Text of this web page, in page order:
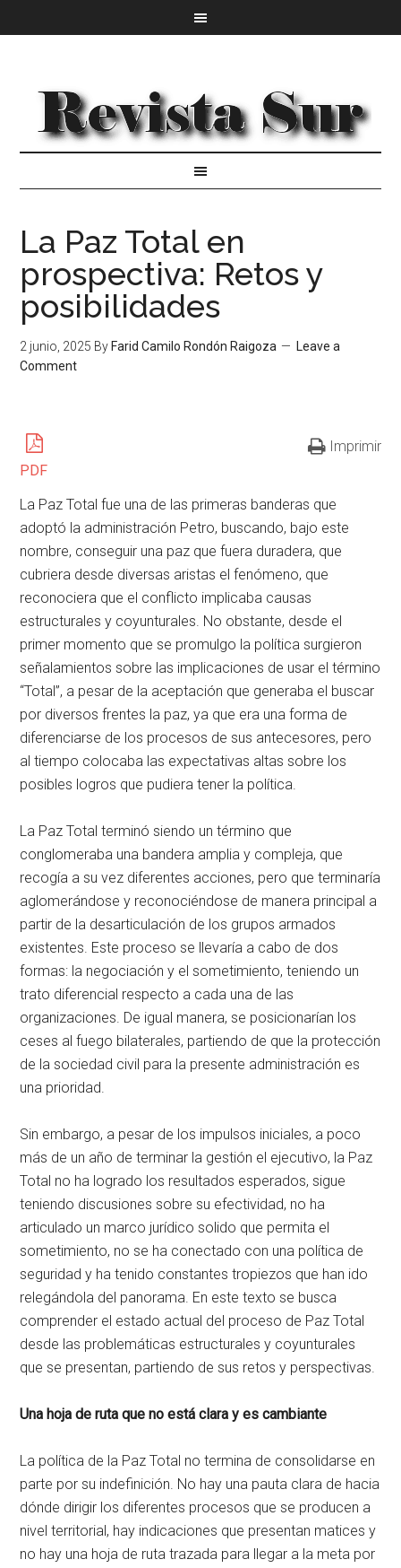
La Paz Total en
prospectiva: Retos y
posibilidades
2 junio, 2025 By Farid Camilo Rondón Raigoza
Leave a
Comment
PDF
Imprimir
La Paz Total fue una de las primeras banderas que
adoptó la administración Petro, buscando, bajo este
nombre, conseguir una paz que fuera duradera, que
cubriera desde diversas aristas el fenómeno, que
reconociera que el conflicto implicaba causas
estructurales y coyunturales. No obstante, desde el
primer momento que se promulgo la política surgieron
señalamientos sobre las implicaciones de usar el término
“Total”, a pesar de la aceptación que generaba el buscar
por diversos frentes la paz, ya que era una forma de
diferenciarse de los procesos de sus antecesores, pero
al tiempo colocaba las expectativas altas sobre los
posibles logros que pudiera tener la política.
La Paz Total terminó siendo un término que
conglomeraba una bandera amplia y compleja, que
recogía a su vez diferentes acciones, pero que terminaría
aglomerándose y reconociéndose de manera principal a
partir de la desarticulación de los grupos armados
existentes. Este proceso se llevaría a cabo de dos
formas: la negociación y el sometimiento, teniendo un
trato diferencial respecto a cada una de las
organizaciones. De igual manera, se posicionarían los
ceses al fuego bilaterales, partiendo de que la protección
de la sociedad civil para la presente administración es
una prioridad.
Sin embargo, a pesar de los impulsos iniciales, a poco
más de un año de terminar la gestión el ejecutivo, la Paz
Total no ha logrado los resultados esperados, sigue
teniendo discusiones sobre su efectividad, no ha
articulado un marco jurídico solido que permita el
sometimiento, no se ha conectado con una política de
seguridad y ha tenido constantes tropiezos que han ido
relegándola del panorama. En este texto se busca
comprender el estado actual del proceso de Paz Total
desde las problemáticas estructurales y coyunturales
que se presentan, partiendo de sus retos y perspectivas.
Una hoja de ruta que no está clara y es cambiante
La política de la Paz Total no termina de consolidarse en
parte por su indefinición. No hay una pauta clara de hacia
dónde dirigir los diferentes procesos que se producen a
nivel territorial, hay indicaciones que presentan matices y
no hay una hoja de ruta trazada para llegar a la meta por